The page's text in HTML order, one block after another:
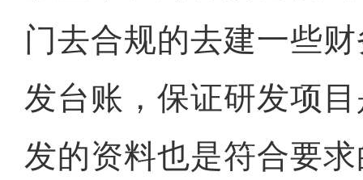
门去合规的去建一些
发台账，保证研发项
发的资料也是符合要求